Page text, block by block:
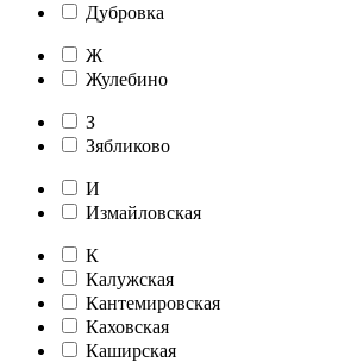
Дубровка
Ж
Жулебино
З
Зябликово
И
Измайловская
К
Калужская
Кантемировская
Каховская
Каширская